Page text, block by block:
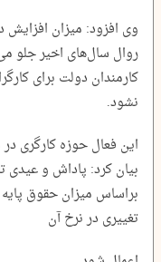
وی افزود: میزان افزایش
روال سال‌های اخیر جلو
کارمندان دولت برای
نشود.
این فعال حوزه کارگری
بیان کرد: پاداش و عیدی
براساس میزان حقوق
تغییری در نرخ آن